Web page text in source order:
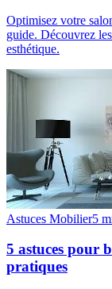
Optimisez votre
guide. Découvrez
esthétique.
Astuces Mobilier5
5 astuces pour
pratiques